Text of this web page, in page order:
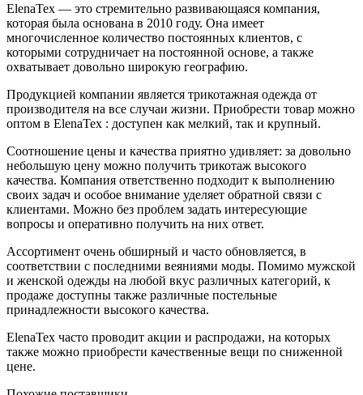
ElenaTex — это стремительно развивающаяся компания,
которая была основана в 2010 году. Она имеет
многочисленное количество постоянных клиентов, с
которыми сотрудничает на постоянной основе, а также
охватывает довольно широкую географию.
Продукцией компании является трикотажная одежда от
производителя на все случаи жизни. Приобрести товар можно
оптом в ElenaTex : доступен как мелкий, так и крупный.
Соотношение цены и качества приятно удивляет: за довольно
небольшую цену можно получить трикотаж высокого
качества. Компания ответственно подходит к выполнению
своих задач и особое внимание уделяет обратной связи с
клиентами. Можно без проблем задать интересующие
вопросы и оперативно получить на них ответ.
Ассортимент очень обширный и часто обновляется, в
соответствии с последними веяниями моды. Помимо мужской
и женской одежды на любой вкус различных категорий, к
продаже доступны также различные постельные
принадлежности высокого качества.
ElenaTex часто проводит акции и распродажи, на которых
также можно приобрести качественные вещи по сниженной
цене.